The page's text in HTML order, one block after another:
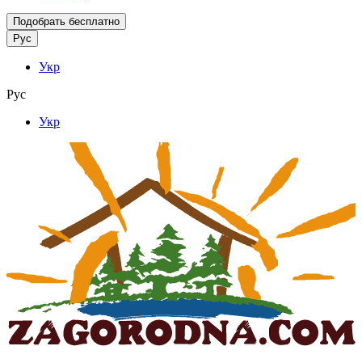
Подобрать бесплатно
Рус
Укр
Рус
Укр